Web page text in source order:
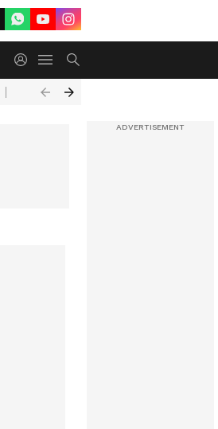
Akkineni Nageswara Rao